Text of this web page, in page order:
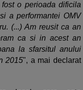
o perioada dificila
a performantei OMV
(...) Am reusit ca an
ca si in acest an
la sfarsitul anului
2015", a mai declarat